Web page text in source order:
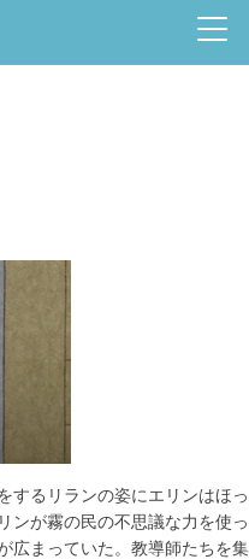
するリランの姿にエリンはほっ
ンが霧の民の不思議な力を使っ
広まっていた。教導師たちを集